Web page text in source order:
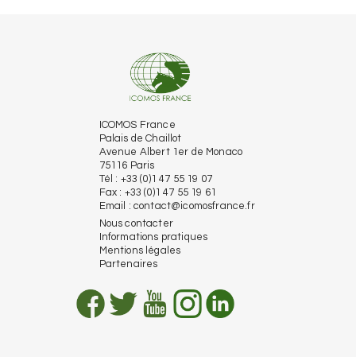
ICOMOS France
Palais de Chaillot
Avenue Albert 1er de Monaco
75116 Paris
Tél : +33 (0)1 47 55 19 07
Fax : +33 (0)1 47 55 19 61
Email : contact@icomosfrance.fr
Nous contacter
Informations pratiques
Mentions légales
Partenaires